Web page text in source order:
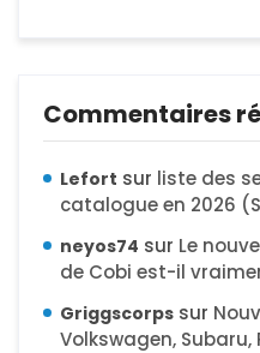
Commentaires
Lefort sur liste des
catalogue en 2026
neyos74 sur Le
de Cobi est-il
Griggscorps sur
Volkswagen, Subaru,